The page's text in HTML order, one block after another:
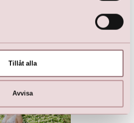
Tillåt alla
Avvisa
LILLY Brudklänning